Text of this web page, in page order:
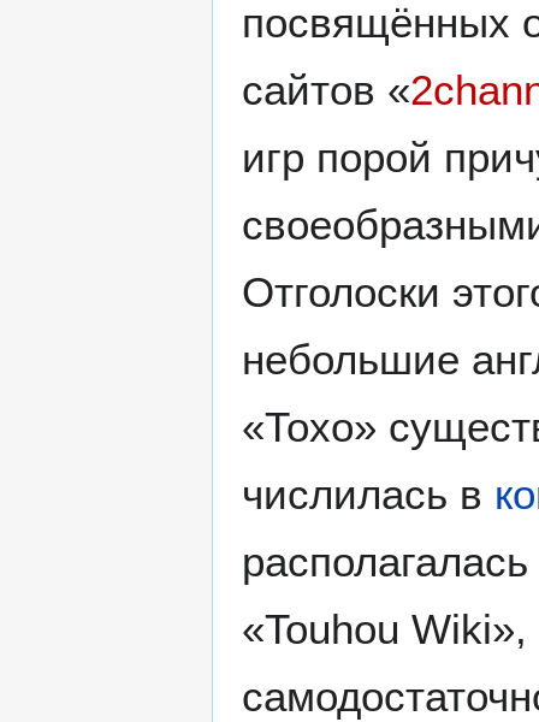
посвящённых
сайтов «
игр порой
Отголоски
небольшие
«Тохо»
числилась в
«Touhou